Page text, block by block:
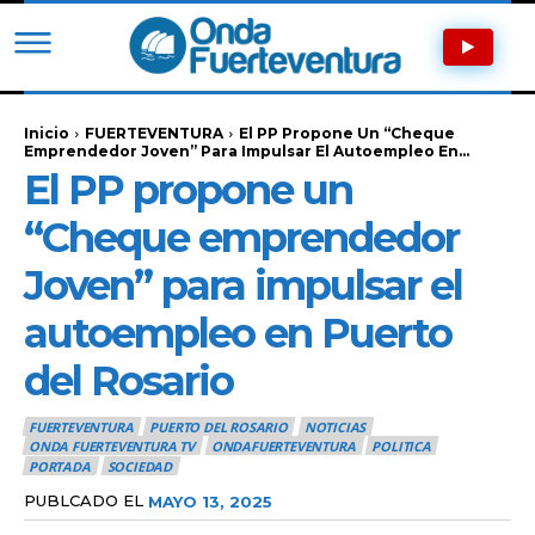
Inicio FUERTEVENTURA
El PP Propone Un “Cheque
Emprendedor Joven” Para Impulsar El Autoempleo En...
El PP propone un
“Cheque emprendedor
Joven” para impulsar el
autoempleo en Puerto
del Rosario
FUERTEVENTURA PUERTO DEL ROSARIO
NOTICIAS
ONDA FUERTEVENTURA TV
ONDAFUERTEVENTURA
POLITICA
PORTADA
SOCIEDAD
PUBLCADO EL MAYO 13, 2025